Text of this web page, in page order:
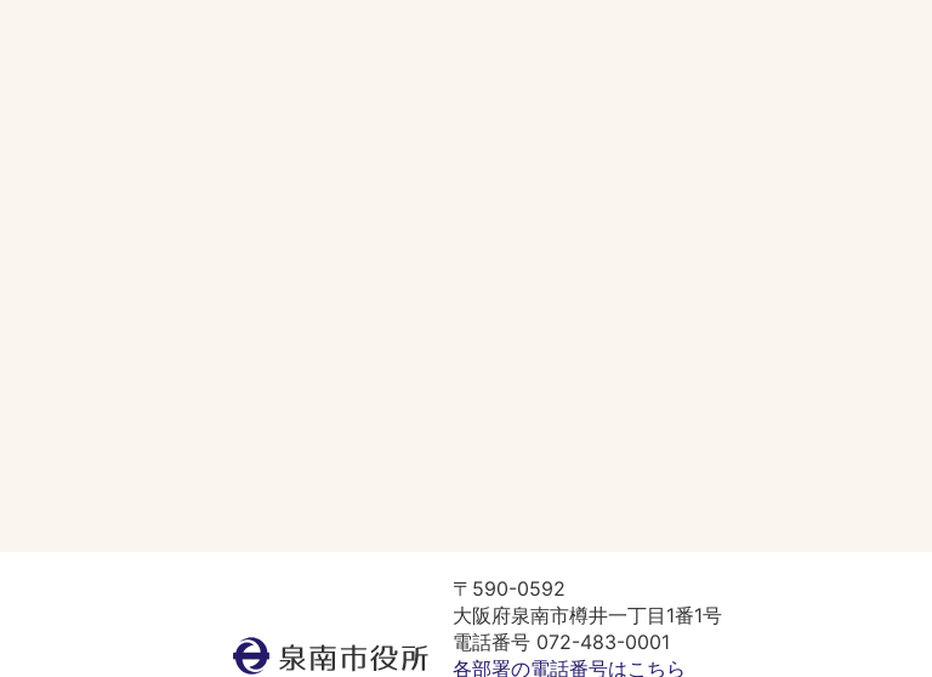
泉
〒590-0592
大阪府泉南市樽井一丁目1番1号
電話番号 072-483-0001
各部署の電話番号はこちら